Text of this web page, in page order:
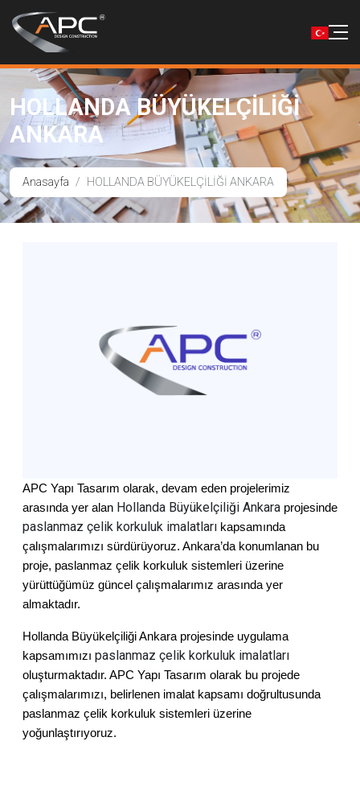
HOLLANDA BÜYÜKELÇİLİĞİ
ANKARA
Anasayfa HOLLANDA BÜYÜKELÇİLİĞİ ANKARA
APC Yapı Tasarım olarak, devam eden projelerimiz
arasında yer alan Hollanda Büyükelçiliği Ankara projesinde
paslanmaz çelik korkuluk imalatları kapsamında
çalışmalarımızı sürdürüyoruz. Ankara’da konumlanan bu
proje, paslanmaz çelik korkuluk sistemleri üzerine
yürüttüğümüz güncel çalışmalarımız arasında yer
almaktadır.
Hollanda Büyükelçiliği Ankara projesinde uygulama
kapsamımızı paslanmaz çelik korkuluk imalatları
oluşturmaktadır. APC Yapı Tasarım olarak bu projede
çalışmalarımızı, belirlenen imalat kapsamı doğrultusunda
paslanmaz çelik korkuluk sistemleri üzerine
yoğunlaştırıyoruz.